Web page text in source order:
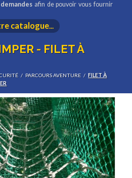
afin de pouvoir vous fournir
catalogue...
- FILET À
/ PARCOURS AVENTURE / FILET À